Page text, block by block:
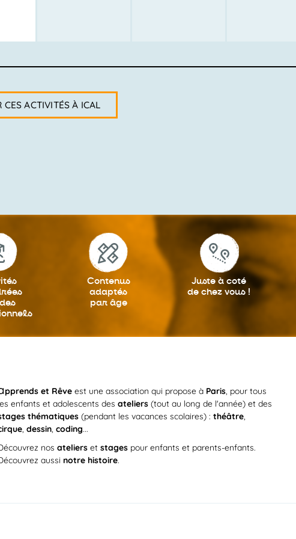
CES ACTIVITÉS À ICAL
Contenus
adaptés
par âge
Juste à coté
de chez vous !
pprends et Rêve est une association qui propose à Paris, pour tous
enfants et adolescents desateliers (tout au long de l'année) et des
thématiques (pendant les vacances scolaires) :théâtre,
,dessin,coding...
nosateliers etstages pour enfants et parents-enfants.
aussinotre histoire.